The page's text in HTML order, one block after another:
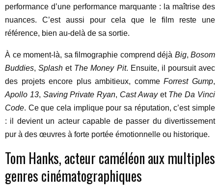
performance d’une performance marquante : la maîtrise des
nuances. C’est aussi pour cela que le film reste une
référence, bien au-delà de sa sortie.
À ce moment-là, sa filmographie comprend déjà Big, Bosom
Buddies,Splash et The Money Pit. Ensuite, il poursuit avec
des projets encore plus ambitieux, commeForrest Gump,
Apollo 13, Saving Private Ryan, Cast Awayet The Da Vinci
Code. Ce que cela implique pour sa réputation, c’est simple
: il devient un acteur capable de passer du divertissement
pur à des œuvres à forte portée émotionnelle ou historique.
Tom Hanks, acteur caméléon aux multiples
genres cinématographiques